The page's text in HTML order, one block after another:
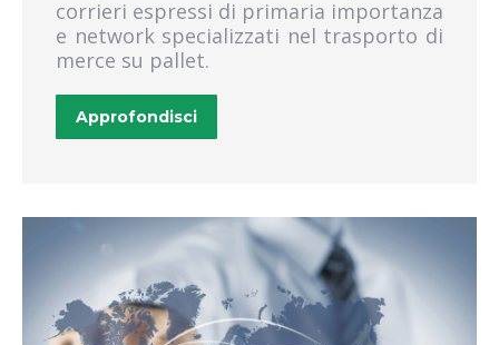
ritiro merci ardea
ritiro merci aprilia
ritiro merci pomezia
ritiro merci fiumicino
ritiro merci acilia
ritiro pallet santa palomba
ritiro pallet castelli romani
ritiro pallet ardea
ritiro pallet aprilia
ritiro pallet pomezia
corrieri espressi di primaria importanza
e network specializzati nel trasporto di
merce su pallet.
Approfondisci